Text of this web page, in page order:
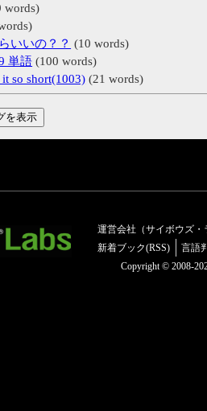
words)
いいの？？ (10 words)
単語 (100 words)
so short(1003) (21 words)
運営会社（サイボウズ・
新着ブック(RSS)
言語
Copyright © 2008-